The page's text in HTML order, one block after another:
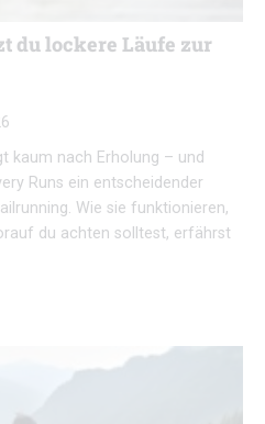
du lockere Läufe zur
kaum nach Erholung – und
Runs ein entscheidender
Wie sie funktionieren,
du achten solltest, erfährst